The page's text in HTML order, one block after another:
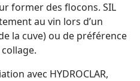
former des flocons. SIL
au vin lors d’un
la cuve) ou de préférence
avec HYDROCLAR,